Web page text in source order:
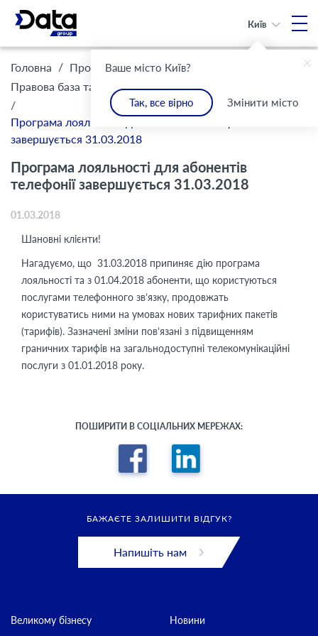
Ваше місто Київ?
Так, все вірно Змінити місто
Київ
Головна / Про Компанію /
Правова база та комплаєнс / Інформація для клієнтів
/
Програма лояльності для абонентів телефонії
завершується 31.03.2018
Програма лояльності для абонентів
телефонії завершується 31.03.2018
01.03.2018
Шановні клієнти!
Нагадуємо, що 31.03.2018 припиняє дію програма
лояльності та з 01.04.2018 абоненти, що користуються
послугами телефонного зв’язку, продовжать
користуватись ними на умовах нових тарифних пакетів
(тарифів). Зазначені зміни пов’язані з підвищенням
граничних тарифів на загальнодоступні телекомунікаційні
послуги з 01.01.2018 року.
ПОШИРИТИ В СОЦІАЛЬНИХ МЕРЕЖАХ:
БАЖАЄТЕ ЗАЛИШИТИ ВІДГУК?
Напишіть нам
Великому бізнесу
Новини